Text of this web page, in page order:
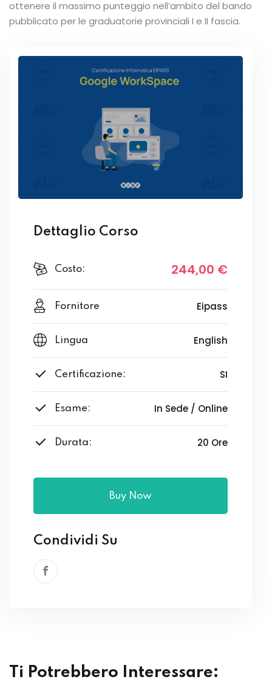
ottenere il massimo punteggio nell’ambito del bando
pubblicato per le graduatorie provinciali I e II fascia.
Dettaglio Corso
Costo: 244,00 €
Fornitore Eipass
Lingua English
Certificazione: SI
Esame: In Sede / Online
Durata: 20 Ore
Buy Now
Condividi Su
Ti Potrebbero Interessare: